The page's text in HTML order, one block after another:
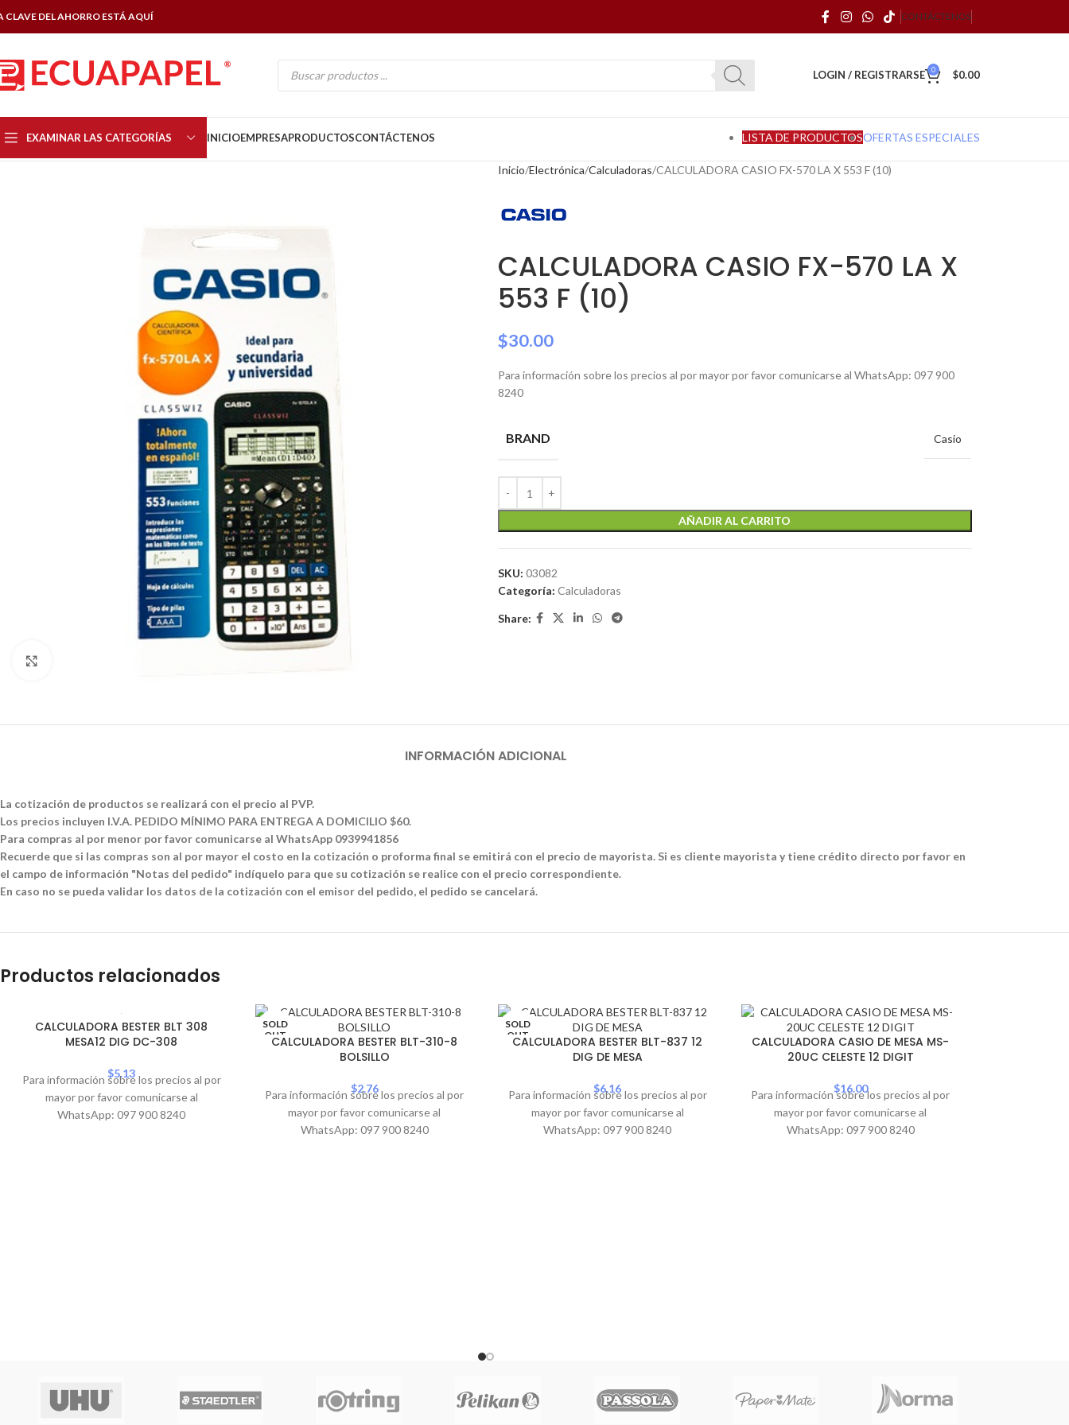
CLAVE DEL AHORRO ESTÁ AQUÍ CONTÁCTENOS
LOGIN / REGISTRARSE 0 $0.00
EXAMINAR LAS CATEGORÍAS INICIOEMPRESAPRODUCTOSCONTÁCTENOS LISTA DE PRODUCTOSOFERTAS ESPECIALES
Inicio Electrónica Calculadoras CALCULADORA CASIO FX-570 LA X 553 F (10)
CALCULADORA CASIO FX-570 LA X
553 F (10)
$30.00
Para información sobre los precios al por mayor por favor comunicarse al WhatsApp: 097 900
8240
BRAND Casio
AÑADIR AL CARRITO
SKU: 03082
Categoría: Calculadoras
Share:
INFORMACIÓN ADICIONAL
La cotización de productos se realizará con el precio al PVP.
Los precios incluyen I.V.A. PEDIDO MÍNIMO PARA ENTREGA A DOMICILIO $60.
Para compras al por menor por favor comunicarse al WhatsApp 0939941856
Recuerde que si las compras son al por mayor el costo en la cotización o proforma final se emitirá con el precio de mayorista. Si es cliente mayorista y tiene crédito directo por favor en
el campo de información "Notas del pedido" indíquelo para que su cotización se realice con el precio correspondiente.
En caso no se pueda validar los datos de la cotización con el emisor del pedido, el pedido se cancelará.
Productos relacionados
CALCULADORA BESTER BLT 308
MESA12 DIG DC-308
$5.13
Para información sobre los precios al por
mayor por favor comunicarse al
WhatsApp: 097 900 8240
SOLD
OUT
CALCULADORA BESTER BLT-310-8
BOLSILLO
$2.76
Para información sobre los precios al por
mayor por favor comunicarse al
WhatsApp: 097 900 8240
SOLD
OUT
CALCULADORA BESTER BLT-837 12
DIG DE MESA
$6.16
Para información sobre los precios al por
mayor por favor comunicarse al
WhatsApp: 097 900 8240
CALCULADORA CASIO DE MESA MS-
20UC CELESTE 12 DIGIT
$16.00
Para información sobre los precios al por
mayor por favor comunicarse al
WhatsApp: 097 900 8240